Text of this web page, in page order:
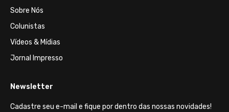
Sobre Nós
Colunistas
Vídeos & Mídias
Jornal Impresso
Newsletter
Cadastre seu e-mail e fique por dentro das nossas novidades!